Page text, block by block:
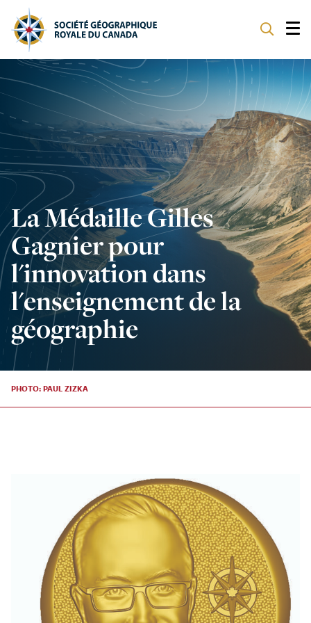
À NOTRE SUJET
PROGRAMMES
SOUTENIR
La Médaille Gilles
Gagnier pour
l'innovation dans
l'enseignement de la
géographie
PHOTO: PAUL ZIZKA